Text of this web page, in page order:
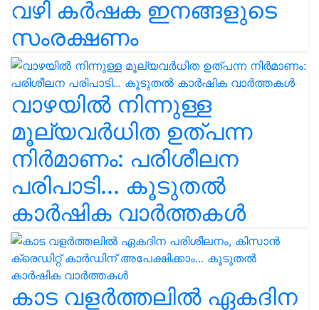
വഴി കർഷക ഇനങ്ങളുടെ
സംരക്ഷണം
വാഴയിൽ നിന്നുള്ള
മൂല്യവർധിത ഉത്പന്ന
നിർമാണം: പരിശീലന
പരിപാടി... കൂടുതൽ
കാർഷിക വാർത്തകൾ
കാട വളര്‍ത്തലിൽ ഏകദിന